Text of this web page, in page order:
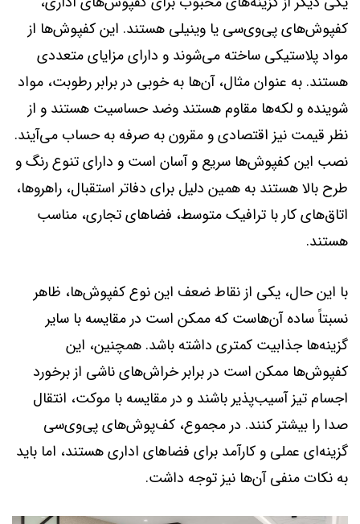
کفپوش‌های پی‌وی‌سی یا وینیلی هستند. این کفپوش‌ها از
مواد پلاستیکی ساخته می‌شوند و دارای مزایای متعددی
هستند. به عنوان مثال، آن‌ها به خوبی در برابر رطوبت، مواد
شوینده و لکه‌ها مقاوم هستند وضد حساسیت هستند و از
نظر قیمت نیز اقتصادی و مقرون به صرفه به حساب می‌آیند.
نصب این کفپوش‌ها سریع و آسان است و دارای تنوع رنگ و
طرح بالا هستند به همین دلیل برای دفاتر استقبال، راهروها،
اتاق‌های کار با ترافیک متوسط، فضاهای تجاری، مناسب
هستند.
با این حال، یکی از نقاط ضعف این نوع کفپوش‌ها، ظاهر
نسبتاً ساده آن‌هاست که ممکن است در مقایسه با سایر
گزینه‌ها جذابیت کمتری داشته باشد. همچنین، این
کفپوش‌ها ممکن است در برابر خراش‌های ناشی از برخورد
اجسام تیز آسیب‌پذیر باشند و در مقایسه با موکت، انتقال
صدا را بیشتر کنند. در مجموع، کف‌پوش‌های پی‌وی‌سی
گزینه‌ای عملی و کارآمد برای فضاهای اداری هستند، اما باید
به نکات منفی آن‌ها نیز توجه داشت.